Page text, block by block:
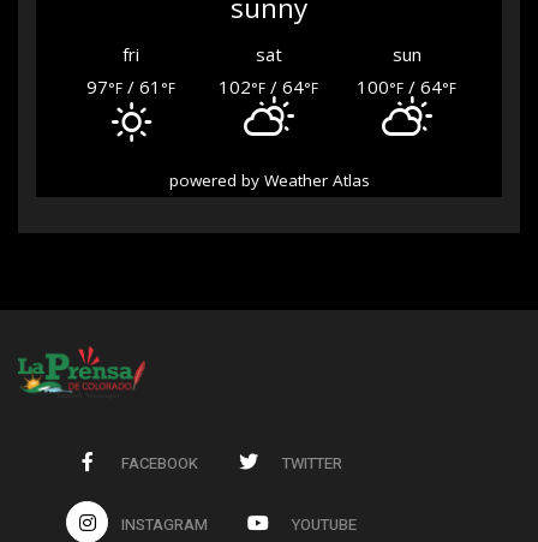
sunny
fri sat
sun
97°F / 61 °F 102°F / 64°F 100°F / 64°F
powered by Weather Atlas
FACEBOOK TWITTER
INSTAGRAM YOUTUBE